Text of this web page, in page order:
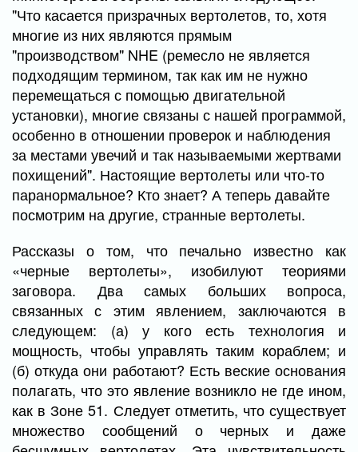
"Что касается призрачных вертолетов, то, хотя
многие из них являются прямым
"производством" NHE (ремесло не является
подходящим термином, так как им не нужно
перемещаться с помощью двигательной
установки), многие связаны с нашей программой,
особенно в отношении проверок и наблюдения
за местами увечий и так называемыми жертвами
похищений". Настоящие вертолеты или что-то
паранормальное? Кто знает? А теперь давайте
посмотрим на другие, странные вертолеты.
Рассказы о том, что печально известно как
«черные вертолеты», изобилуют теориями
заговора. Два самых больших вопроса,
связанных с этим явлением, заключаются в
следующем: (а) у кого есть технология и
мощность, чтобы управлять таким кораблем; и
(б) откуда они работают? Есть веские основания
полагать, что это явление возникло не где ином,
как в Зоне 51. Следует отметить, что существует
множество сообщений о черных и даже